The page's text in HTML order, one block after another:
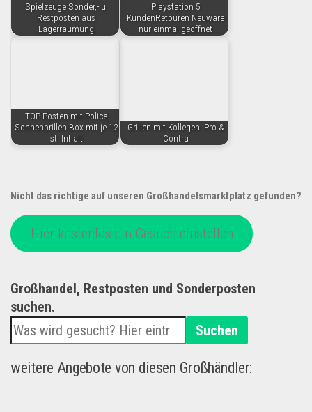
Spielzeuge Sonder,- u.
Restposten aus
Lagerräumung
Playstation 5
KundenRetouren Neuware
nur einmal geöffnet
TOP Posten mit Police
Sonnenbrillen Box mit je 12
st. Inhalt
Grillen mit Kollegen: Pro &
Contra
Nicht das richtige auf unseren Großhandelsmarktplatz gefunden?
Hier kostenlos ein Gesuch einstellen
Großhandel, Restposten und Sonderposten
suchen.
Suchen
weitere Angebote von diesen Großhändler: